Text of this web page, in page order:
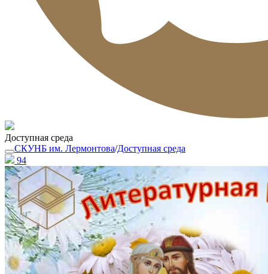
Доступная среда
СКУНБ им. Лермонтова/Доступная среда
94